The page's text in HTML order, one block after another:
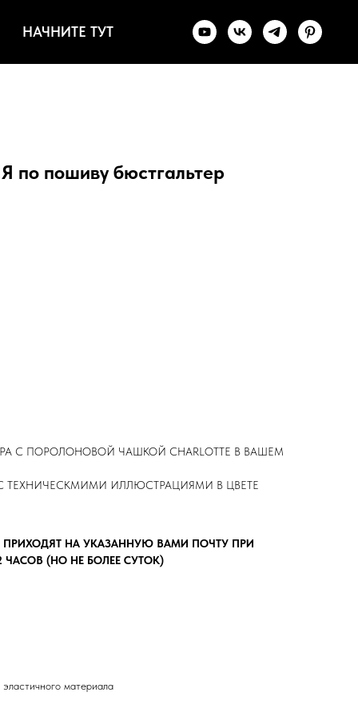
НАЧНИТЕ ТУТ
пошиву бюстгальтер
С ПОРОЛОНОВОЙ ЧАШКОЙ CHARLOTTE В ВАШЕМ
ИЛЛЮСТРАЦИЯМИ В ЦВЕТЕ
НА УКАЗАННУЮ ВАМИ ПОЧТУ ПРИ
(НО НЕ БОЛЕЕ СУТОК)
материала